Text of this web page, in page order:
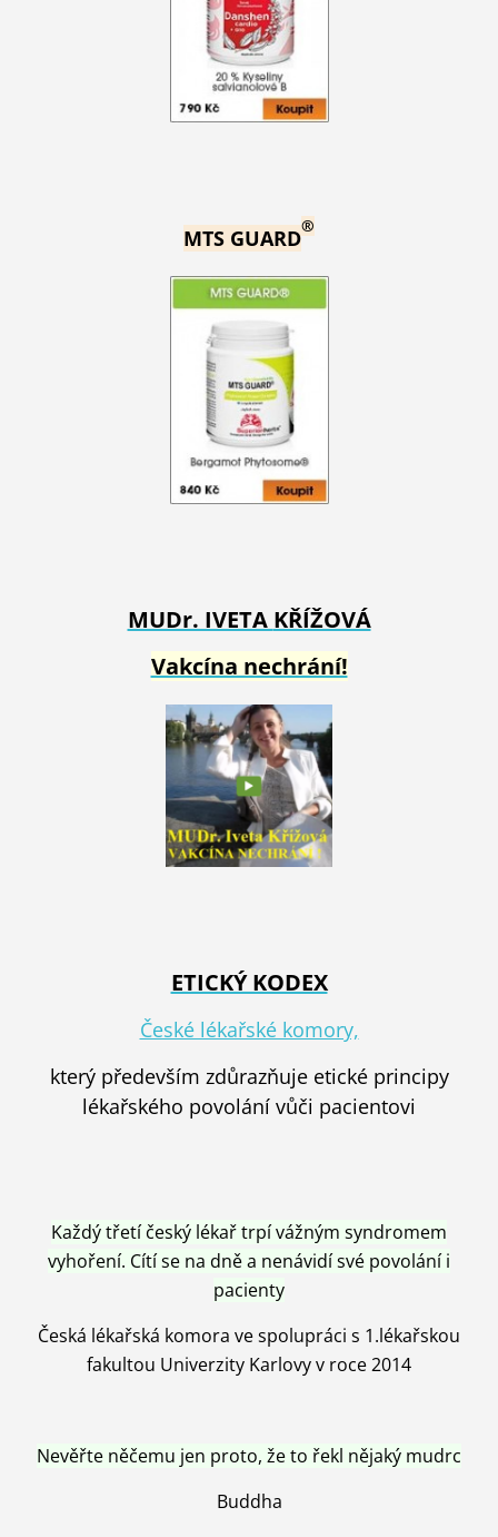
MTS GUARD®
MUDr. IVETA KŘÍŽOVÁ
Vakcína nechrání!
ETICKÝ KODEX
České lékařské komory,
který především zdůrazňuje etické principy
lékařského povolání vůči pacientovi
Každý třetí český lékař trpí vážným syndromem
vyhoření. Cítí se na dně a nenávidí své povolání i
pacienty
Česká lékařská komora ve spolupráci s 1.lékařskou
fakultou Univerzity Karlovy v roce 2014
Nevěřte něčemu jen proto, že to řekl nějaký mudrc
Buddha